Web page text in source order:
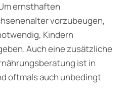
ernsthaften
vorzubeugen,
Kindern
Auch eine zusätzliche
ist in
oftmals auch unbedingt